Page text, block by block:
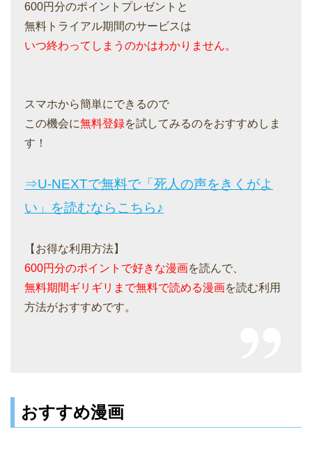
600円分のポイントプレゼントと
無料トライアル期間のサービスは
いつ終わってしまうのかはわかりません。
スマホから簡単にできるので
この機会に無料登録を試してみるのをおすすめしま
す！
⇒U-NEXTで無料で「死人の声をきくがよ
い」を読むならこちら♪
【お得な利用方法】
600円分のポイントで好きな漫画を読んで、
無料期間ギリギリまで無料で読める漫画を読む利用
方法がおすすめです。
おすすめ漫画